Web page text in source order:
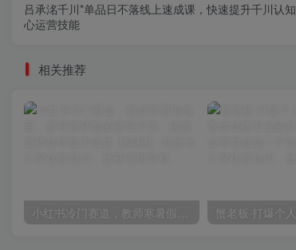
吕承洺千川*单品日不落线上速成课，快速提升千川认
心运营技能
相关推荐
小红书冷门赛道，教师寒暑假项目，多种连环套的变现方式，还能矩阵操作放大收益【揭秘】